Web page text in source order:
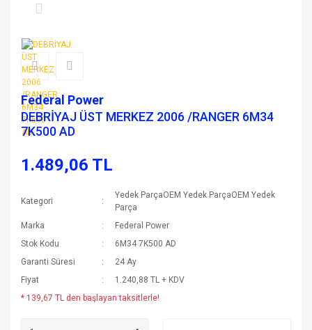
Federal Power
DEBRİYAJ ÜST MERKEZ 2006 /RANGER 6M34
7K500 AD
1.489,06 TL
Kategori
Yedek ParçaOEM Yedek ParçaOEM Yedek
Parça
Marka
Federal Power
Stok Kodu
6M34 7K500 AD
Garanti Süresi
24 Ay
Fiyat
1.240,88 TL + KDV
* 139,67 TL den başlayan taksitlerle!